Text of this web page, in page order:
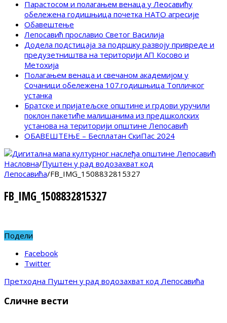
Парастосом и полагањем венаца у Леосавићу
обележена годишњица почетка НАТО агресије
Обавештење
Лепосавић прославио Светог Василија
Додела подстицаја за подршку развоју привреде и
предузетништва на територији АП Косово и
Метохија
Полагањем венаца и свечаном академијом у
Сочаници обележена 107.годишњица Топличког
устанка
Братске и пријатељске општине и грдови уручили
поклон пакетиће малишанима из предшколских
установа на територији општине Лепосавић
ОБАВЕШТЕЊЕ – Бесплатан СкиПас 2024
Насловна/Пуштен у рад водозахват код
Лепосавића/FB_IMG_1508832815327
FB_IMG_1508832815327
Подели
Facebook
Twitter
Претходна Пуштен у рад водозахват код Лепосавића
Сличне вести